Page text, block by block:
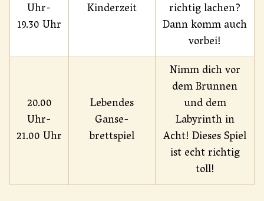
Uhr-
19.30 Uhr
Kinderzeit
richtig lachen?
Dann komm auch
vorbei!
20.00
Uhr-
21.00 Uhr
Lebendes
Ganse-
brettspiel
Nimm dich vor
dem Brunnen
und dem
Labyrinth in
Acht! Dieses Spiel
ist echt richtig
toll!